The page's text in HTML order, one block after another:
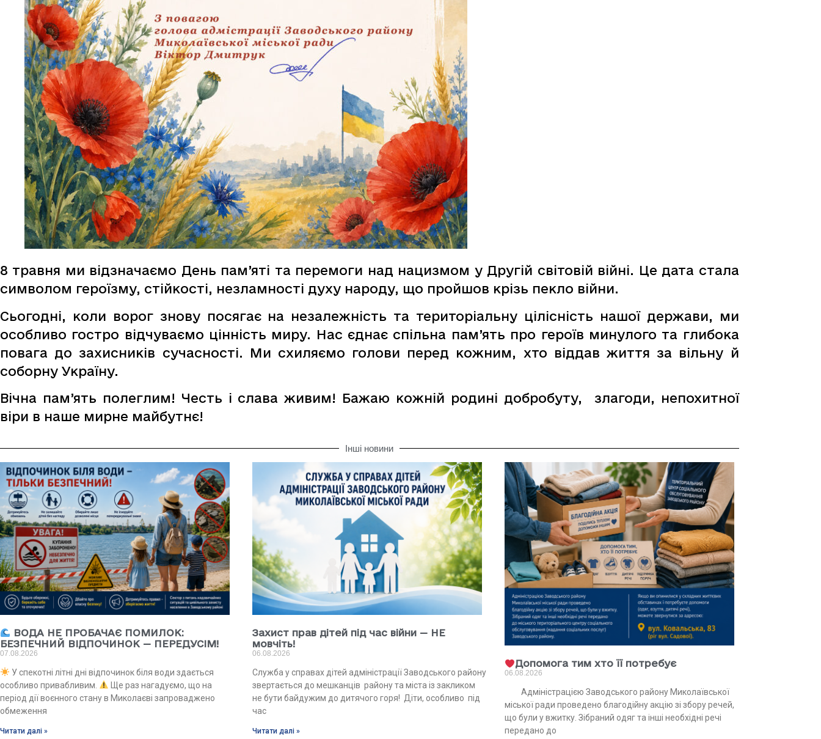
8 травня ми відзначаємо День пам’яті та перемоги над нацизмом у Другій світовій війні. Це дата стала
символом героїзму, стійкості, незламності духу народу, що пройшов крізь пекло війни.
Сьогодні, коли ворог знову посягає на незалежність та територіальну цілісність нашої держави, ми
особливо гостро відчуваємо цінність миру. Нас єднає спільна пам’ять про героїв минулого та глибока
повага до захисників сучасності. Ми схиляємо голови перед кожним, хто віддав життя за вільну й
соборну Україну.
Вічна пам’ять полеглим! Честь і слава живим! Бажаю кожній родині добробуту, злагоди, непохитної
віри в наше мирне майбутнє!
Інші новини
ВОДА НЕ ПРОБАЧАЄ ПОМИЛОК:
БЕЗПЕЧНИЙ ВІДПОЧИНОК — ПЕРЕДУСІМ!
07.08.2026
У спекотні літні дні відпочинок біля води здається
особливо привабливим.
Ще раз нагадуємо, що на
період дії воєнного стану в Миколаєві запроваджено
обмеження
Читати далі »
Захист прав дітей під час війни — НЕ
мовчіть!
06.08.2026
Служба у справах дітей адміністрації Заводського району
звертається до мешканців району та міста із закликом
не бути байдужим до дитячого горя! Діти, особливо під
час
Читати далі »
Допомога тим хто її потребує
06.08.2026
Адміністрацією Заводського району Миколаївської
міської ради проведено благодійну акцію зі збору речей,
що були у вжитку. Зібраний одяг та інші необхідні речі
передано до